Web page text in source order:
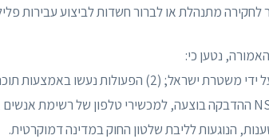
מתנהלת או לברור חשדות לביצוע עבירות
נטען כי:
(1) הפעולות הנטענות נעשו על ידי משטרת ישראל;
הנוגעות לליבת שלטון החוק במדינה דמוקרטית.